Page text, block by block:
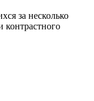
за несколько
контрастного